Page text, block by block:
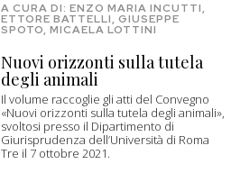
A CURA DI: ENZO MARIA INCUTTI,
ETTORE BATTELLI, GIUSEPPE
SPOTO, MICAELA LOTTINI
Nuovi orizzonti sulla tutela
degli animali
Il volume raccoglie gli atti del Convegno
«Nuovi orizzonti sulla tutela degli animali»,
svoltosi presso il Dipartimento di
Giurisprudenza dell’Università di Roma
Tre il 7 ottobre 2021.